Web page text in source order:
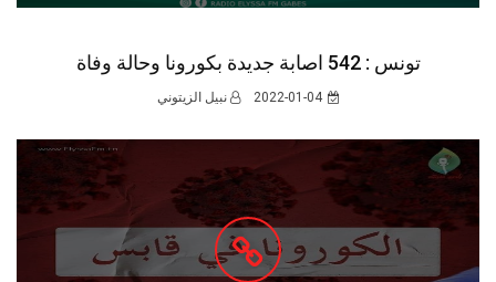
تونس : 542 اصابة جديدة بكورونا وحالة وفاة
2022-01-04 نبيل الزيتوني